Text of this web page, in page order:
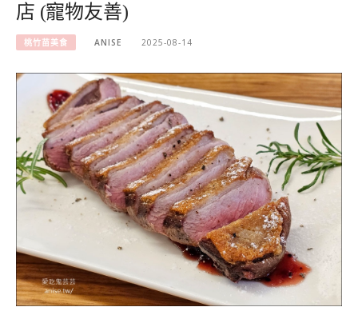
店 (寵物友善)
桃竹苗美食 ANISE 2025-08-14